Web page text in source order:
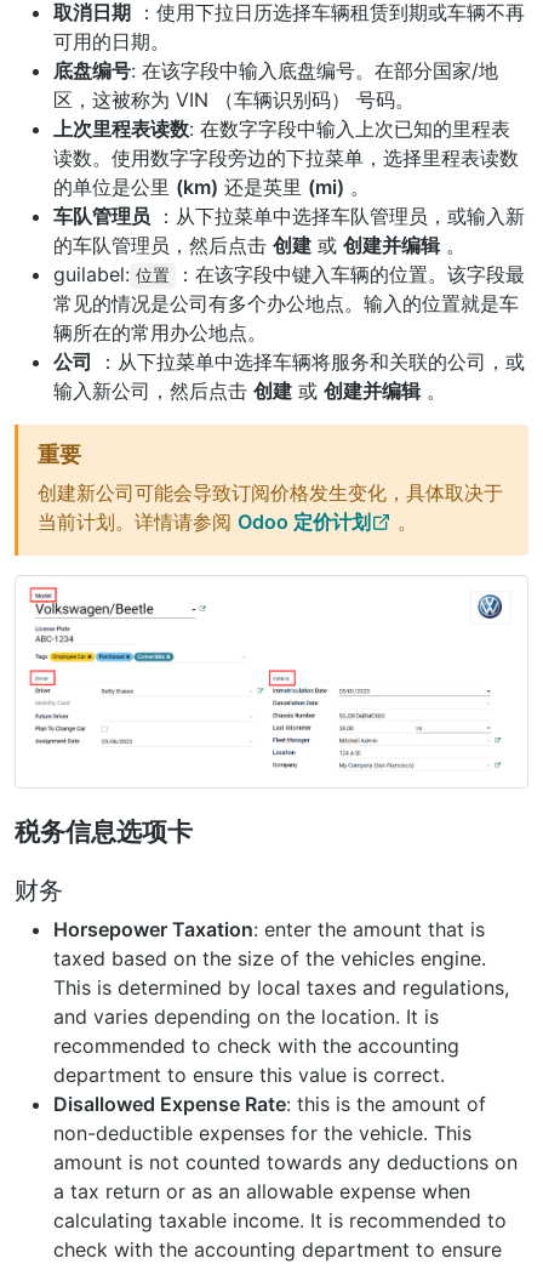
取消日期 ：使用下拉日历选择车辆租赁到期或车辆不再
可用的日期。
底盘编号: 在该字段中输入底盘编号。在部分国家/地
区，这被称为 VIN （车辆识别码）
号码。
上次里程表读数: 在数字字段中输入上次已知的里程表
读数。使用数字字段旁边的下拉菜单，选择里程表读数
的单位是公里 (km) 还是英里 (mi) 。
车队管理员 ：从下拉菜单中选择车队管理员，或输入新
的车队管理员，然后点击 创建 或 创建并编辑。
guilabel: 位置
：在该字段中键入车辆的位置。该字段最
常见的情况是公司有多个办公地点。输入的位置就是车
辆所在的常用办公地点。
公司 ：从下拉菜单中选择车辆将服务和关联的公司，或
输入新公司，然后点击 创建 或 创建并编辑。
重要
创建新公司可能会导致订阅价格发生变化，具体取决于
当前计划。详情请参阅 Odoo 定价计划 。
税务信息选项卡
财务
Horsepower Taxation: enter the amount that is
taxed based on the size of the vehicles engine.
This is determined by local taxes and regulations,
and varies depending on the location. It is
recommended to check with the accounting
department to ensure this value is correct.
Disallowed Expense Rate: this is the amount of
non-deductible expenses for the vehicle. This
amount is not counted towards any deductions on
a tax return or as an allowable expense when
calculating taxable income. It is recommended to
check with the accounting department to ensure